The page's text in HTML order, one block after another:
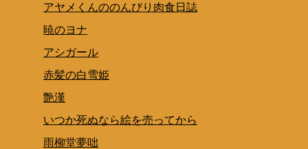
アヤメくんののんびり肉食日誌
暁のヨナ
アシガール
赤髪の白雪姫
艶漢
いつか死ぬなら絵を売ってから
雨柳堂夢咄